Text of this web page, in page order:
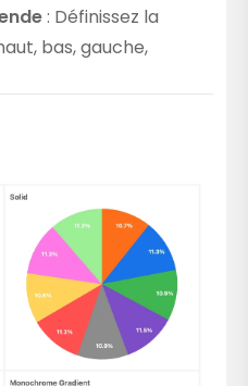
: Définissez la
bas, gauche,